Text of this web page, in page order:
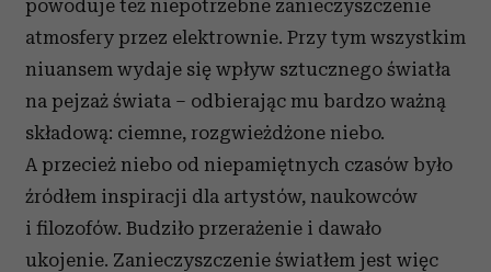
powoduje też niepotrzebne zanieczyszczenie
atmosfery przez elektrownie. Przy tym wszystkim
niuansem wydaje się wpływ sztucznego światła
na pejzaż świata – odbierając mu bardzo ważną
składową: ciemne, rozgwieżdżone niebo.
A przecież niebo od niepamiętnych czasów było
źródłem inspiracji dla artystów, naukowców
i filozofów. Budziło przerażenie i dawało
ukojenie. Zanieczyszczenie światłem jest więc